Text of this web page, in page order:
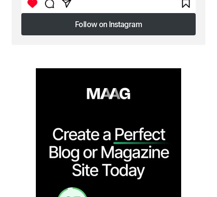
Follow on Instagram
Follow on Instagram